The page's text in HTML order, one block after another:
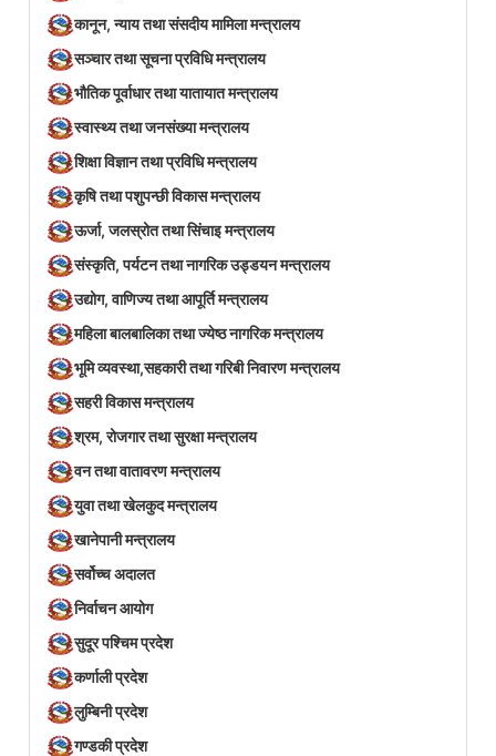
कानून, न्याय तथा संसदीय मामिला मन्त्रालय
सञ्‍चार तथा सूचना प्रविधि मन्त्रालय
भौतिक पूर्वाधार तथा यातायात मन्त्रालय
स्वास्थ्य तथा जनसंख्या मन्त्रालय
शिक्षा विज्ञान तथा प्रविधि मन्त्रालय
कृषि तथा पशुपन्छी विकास मन्त्रालय
ऊर्जा, जलस्रोत तथा सिंचाइ मन्त्रालय
संस्कृति, पर्यटन तथा नागरिक उड्डयन मन्त्रालय
उद्योग, वाणिज्य तथा आपूर्ति मन्त्रालय
महिला बालबालिका तथा ज्येष्ठ नागरिक मन्त्रालय
भूमि व्यवस्था,सहकारी तथा गरिबी निवारण मन्त्रालय
सहरी विकास मन्त्रालय
श्रम, रोजगार तथा सुरक्षा मन्त्रालय
वन तथा वातावरण मन्त्रालय
युवा तथा खेलकुद मन्त्रालय
खानेपानी मन्त्रालय
सर्वोच्च अदालत
निर्वाचन आयोग
सुदूर पश्चिम प्रदेश
कर्णाली प्रदेश
लुम्बिनी प्रदेश
गण्डकी प्रदेश